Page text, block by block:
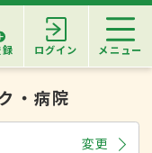
ログイン メニュー
・病院
変更